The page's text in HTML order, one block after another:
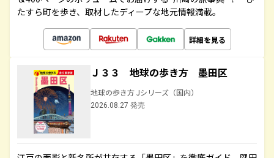
たすら町を歩き、取材したディープな地元情報満載。
詳細を見る
Ｊ３３ 地球の歩き方 墨田区
地球の歩き方 Jシリーズ（国内）
2026.08.27 発売